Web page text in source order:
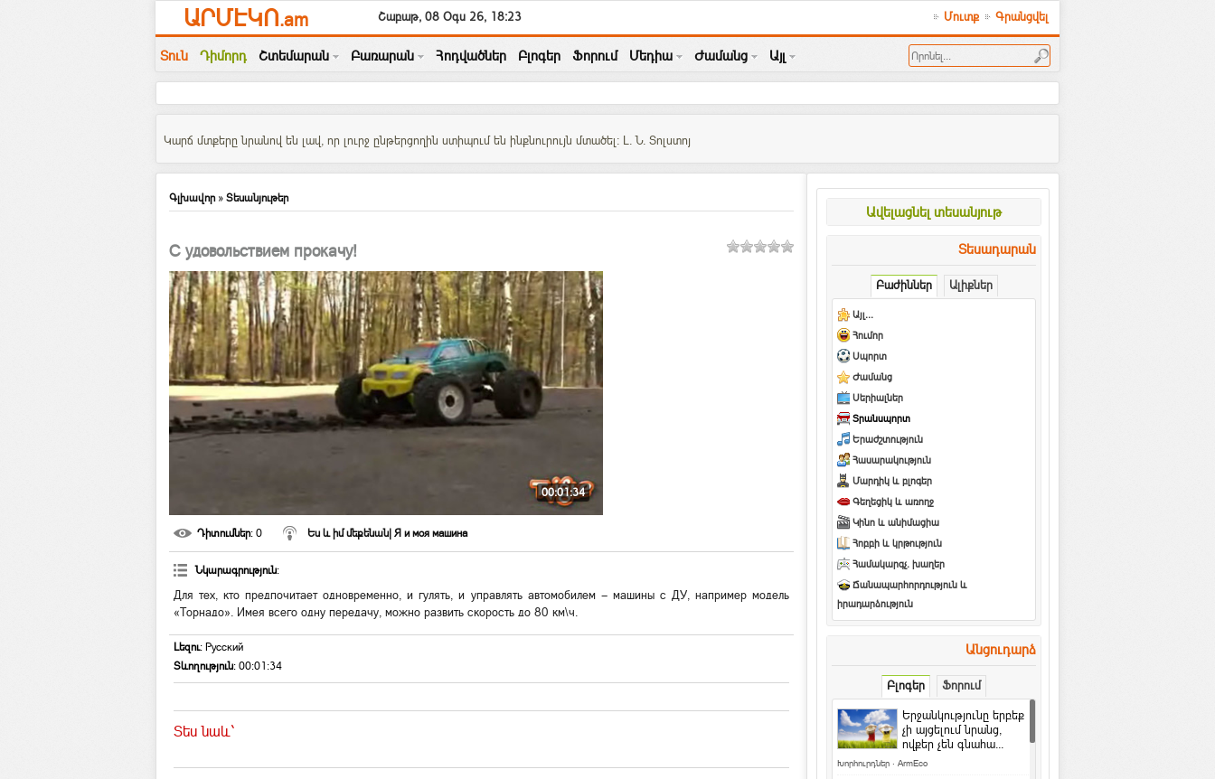
ԱՐՄԷԿՈ.am Շաբաթ, 08 Օգս 26, 18:23 Մուտք Գրանցվել
Տուն Դիմորդ Շտեմարան Բառարան Հոդվածներ Բլոգեր Ֆորում Մեդիա Ժամանց Այլ
Կարճ մտքերը նրանով են լավ, որ լուրջ ընթերցողին ստիպում են ինքնուրույն մտածել: Լ. Ն. Տոլստոյ
Գլխավոր» Տեսանյութեր
С удовольствием прокачу!
00:01:34
Դիտումներ: 0 Ես և իմ մեքենան| Я и моя машина
Նկարագրություն:
Для тех, кто предпочитает одновременно, и гулять, и управлять автомобилем — машины с ДУ, например модель
«Торнадо». Имея всего одну передачу, можно развить скорость до 80 км\ч.
Լեզու: Русский
Տևողություն: 00:01:34
Տես նաև`
Ավելացնել տեսանյութ
Տեսադարան
Բաժիններ Ալիքներ
Այլ...
Հումոր
Սպորտ
Ժամանց
Սերիալներ
Տրանսպորտ
Երաժշտություն
Հասարակություն
Մարդիկ և բլոգեր
Գեղեցիկ և առողջ
Կինո և անիմացիա
Հոբբի և կրթություն
Համակարգչ. խաղեր
Ճանապարհորդություն և
իրադարձություն
Անցուդարձ
Բլոգեր Ֆորում
Երջանկությունը երբեք
չի այցելում նրանց,
ովքեր չեն գնահա...
Խորհուրդներ · ArmEco